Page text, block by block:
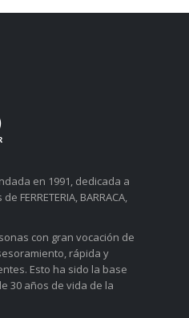
en 1991, dedicada a
FERRETERIA, BARRACA,
con gran vocación de
rápida y
Esto ha sido la base
30 años de vida de la